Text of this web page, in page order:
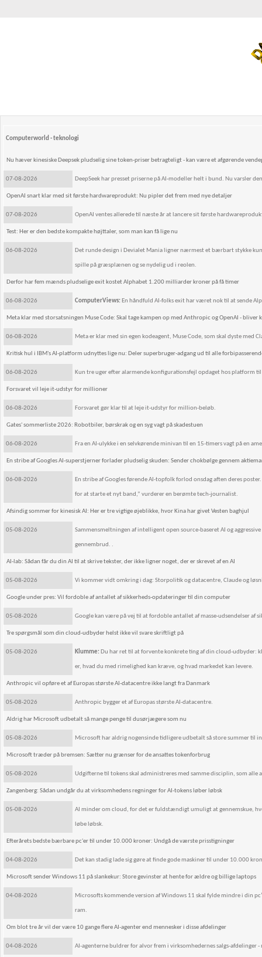
Computerworld - teknologi
Nu hæver kinesiske Deepsek pludselig sine token-priser betragteligt - kan være et afgørende
07-08-2026 DeepSeek har presset priserne på AI-modeller helt i bund. Nu varsler
OpenAI snart klar med sit første hardwareprodukt: Nu pipler det frem med nye detaljer
07-08-2026 OpenAI ventes allerede til næste år at lancere sit første
Test: Her er den bedste kompakte højttaler, som man kan få lige nu
06-08-2026 Det runde design i Devialet Mania ligner nærmest et bærbart stykke
spille på græsplænen og se nydelig ud i reolen.
Derfor har fem mænds pludselige exit kostet Alphabet 1.200 milliarder kroner på få timer
06-08-2026 ComputerViews: En håndfuld AI-folks exit har været nok til at sende
Meta klar med storsatsningen Muse Code: Skal tage kampen op med Anthropic og OpenAI - bliver
06-08-2026 Meta er klar med sin egen kodeagent, Muse Code, som skal dyste med
Kritisk hul i IBM's AI-platform udnyttes lige nu: Deler superbruger-adgang ud til alle
06-08-2026 Kun tre uger efter alarmende konfigurationsfejl opdaget hos platform
Forsvaret vil leje it-udstyr for millioner
06-08-2026 Forsvaret gør klar til at leje it-udstyr for million-beløb.
Gates' sommerliste 2026: Robotbiler, børskrak og en syg vagt på skadestuen
06-08-2026 Fra en AI-ulykke i en selvkørende minivan til en 15-timers vagt på en
En stribe af Googles AI-superstjerner forlader pludselig skuden: Sender chokbølge gennem
06-08-2026 En stribe af Googles førende AI-topfolk forlod onsdag aften deres
for at starte et nyt band,” vurderer en berømte tech-journalist.
Afsindig sommer for kinesisk AI: Her er tre vigtige øjeblikke, hvor Kina har givet Vesten baghjul
05-08-2026 Sammensmeltningen af intelligent open source-baseret AI og
gennembrud. .
AI-lab: Sådan får du din AI til at skrive tekster, der ikke ligner noget, der er skrevet af en AI
05-08-2026 Vi kommer vidt omkring i dag: Storpolitik og datacentre, Claude og
Google under pres: Vil fordoble af antallet af sikkerheds-opdateringer til din computer
05-08-2026 Google kan være på vej til at fordoble antallet af masse-udsendelser af
Tre spørgsmål som din cloud-udbyder helst ikke vil svare skriftligt på
05-08-2026 Klumme: Du har ret til at forvente konkrete ting af din cloud-
er, hvad du med rimelighed kan kræve, og hvad markedet kan levere.
Anthropic vil opføre et af Europas største AI-datacentre ikke langt fra Danmark
05-08-2026 Anthropic bygger et af Europas største AI-datacentre.
Aldrig har Microsoft udbetalt så mange penge til dusørjægere som nu
05-08-2026 Microsoft har aldrig nogensinde tidligere udbetalt så store summer til
Microsoft træder på bremsen: Sætter nu grænser for de ansattes tokenforbrug
05-08-2026 Udgifterne til tokens skal administreres med samme disciplin, som
Zangenberg: Sådan undgår du at virksomhedens regninger for AI-tokens løber løbsk
05-08-2026 AI minder om cloud, for det er fuldstændigt umuligt at gennemskue,
løbe løbsk.
Efterårets bedste bærbare pc'er til under 10.000 kroner: Undgå de værste prisstigninger
04-08-2026 Det kan stadig lade sig gøre at finde gode maskiner til under 10.000
Microsoft sender Windows 11 på slankekur: Store gevinster at hente for ældre og billige laptops
04-08-2026 Microsofts kommende version af Windows 11 skal fylde mindre i din
ram.
Om blot tre år vil der være 10 gange flere AI-agenter end mennesker i disse afdelinger
04-08-2026 AI-agenterne buldrer for alvor frem i virksomhedernes salgs-